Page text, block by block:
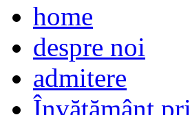
home
despre noi
admitere
Învăţământ